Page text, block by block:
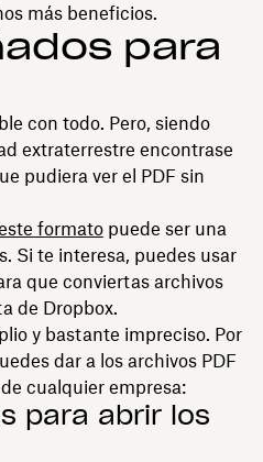
más beneficios.
para
con todo. Pero, siendo
extraterrestre encontrase
pudiera ver el PDF sin
formatopuede ser una
Si te interesa, puedes usar
que conviertas archivos
de Dropbox.
y bastante impreciso. Por
dar a los archivos PDF
cualquier empresa:
para abrir los